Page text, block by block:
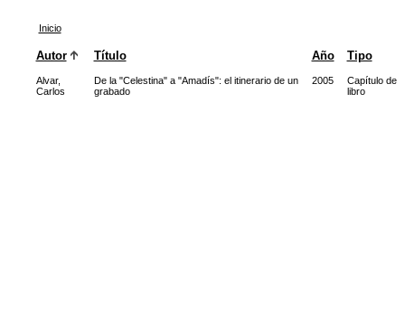
Inicio
Autor Título Año Tipo
Alvar,
Carlos
De la "Celestina" a "Amadís": el itinerario de un
grabado
2005
Capítulo de
libro